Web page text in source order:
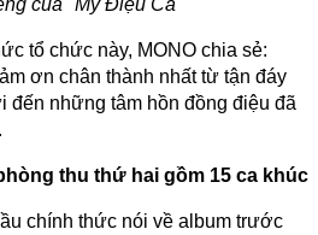
tổ chức này, MONO chia sẻ:
ơn chân thành nhất từ tận đáy
đến những tâm hồn đồng điệu đã
thu thứ hai gồm 15 ca khúc
chính thức nói về album trước